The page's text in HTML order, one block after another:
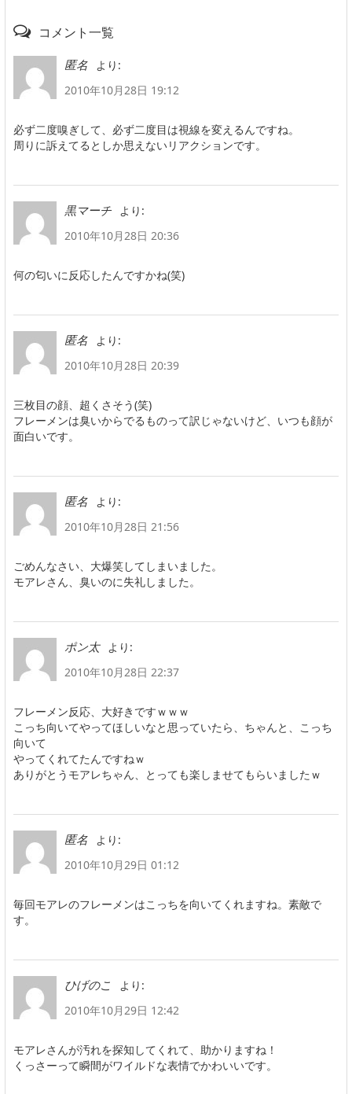
コメント一覧
匿名
より:
2010年10月28日 19:12
必ず二度嗅ぎして、必ず二度目は視線を変えるんですね。
周りに訴えてるとしか思えないリアクションです。
黒マーチ
より:
2010年10月28日 20:36
何の匂いに反応したんですかね(笑)
匿名
より:
2010年10月28日 20:39
三枚目の顔、超くさそう(笑)
フレーメンは臭いからでるものって訳じゃないけど、いつも顔が
面白いです。
匿名
より:
2010年10月28日 21:56
ごめんなさい、大爆笑してしまいました。
モアレさん、臭いのに失礼しました。
ポン太
より:
2010年10月28日 22:37
フレーメン反応、大好きですｗｗｗ
こっち向いてやってほしいなと思っていたら、ちゃんと、こっち
向いて
やってくれてたんですねｗ
ありがとうモアレちゃん、とっても楽しませてもらいましたｗ
匿名
より:
2010年10月29日 01:12
毎回モアレのフレーメンはこっちを向いてくれますね。素敵で
す。
ひげのこ
より:
2010年10月29日 12:42
モアレさんが汚れを探知してくれて、助かりますね！
くっさーって瞬間がワイルドな表情でかわいいです。